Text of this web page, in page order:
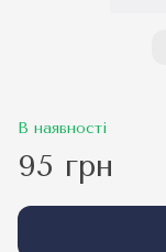
В наявності
95 грн